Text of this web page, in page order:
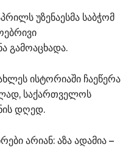
უზენაესმა საბჭომ
გამოაცხადა.
ისტორიაში ჩაეწერა
საქართველოს
დღედ.
არიან: აზა ადამია –